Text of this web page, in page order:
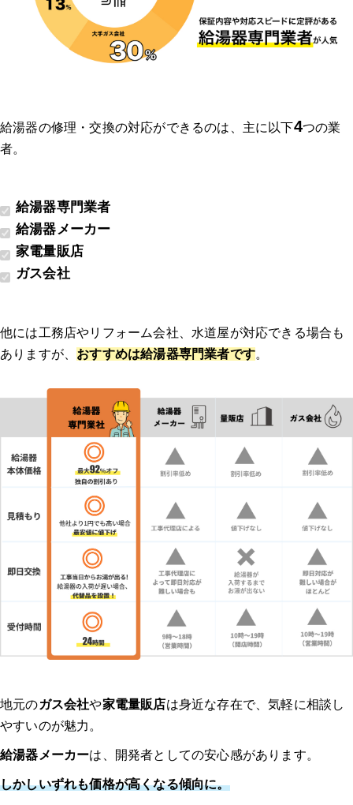
給湯器の修理・交換の対応ができるのは、主に以下4つの業
者。
給湯器専門業者
給湯器メーカー
家電量販店
ガス会社
他には工務店やリフォーム会社、水道屋が対応できる場合も
ありますが、 おすすめは給湯器専門業者です。
地元のガス会社や家電量販店は身近な存在で、気軽に相談し
やすいのが魅力。
給湯器メーカーは、開発者としての安心感があります。
しかしいずれも価格が高くなる傾向に。